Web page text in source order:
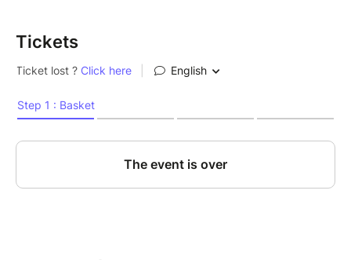
connecter à soi et d'élargir son champs de
de pratiques sexuelles ! )
Je constate que le tantra m'emmène dans les
sensations et des questionnements qui me servent
Tickets